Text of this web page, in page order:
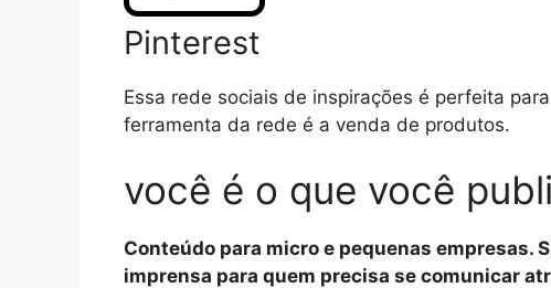
Pinterest
Essa rede sociais de inspirações é perfeita
ferramenta da rede é a venda de produtos.
você é o que você
Conteúdo para micro e pequenas empresas.
imprensa para quem precisa se comunicar